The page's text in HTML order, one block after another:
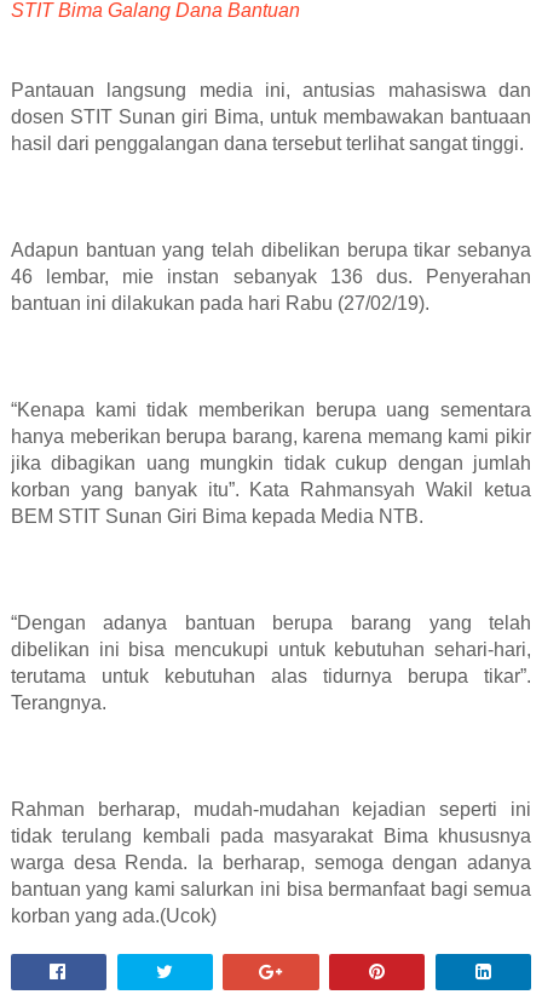
STIT Bima Galang Dana Bantuan
Pantauan langsung media ini, antusias mahasiswa dan
dosen STIT Sunan giri Bima, untuk membawakan bantuaan
hasil dari penggalangan dana tersebut terlihat sangat tinggi.
Adapun bantuan yang telah dibelikan berupa tikar sebanya
46 lembar, mie instan sebanyak 136 dus. Penyerahan
bantuan ini dilakukan pada hari Rabu (27/02/19).
“Kenapa kami tidak memberikan berupa uang sementara
hanya meberikan berupa barang, karena memang kami pikir
jika dibagikan uang mungkin tidak cukup dengan jumlah
korban yang banyak itu”. Kata Rahmansyah Wakil ketua
BEM STIT Sunan Giri Bima kepada Media NTB.
“Dengan adanya bantuan berupa barang yang telah
dibelikan ini bisa mencukupi untuk kebutuhan sehari-hari,
terutama untuk kebutuhan alas tidurnya berupa tikar”.
Terangnya.
Rahman berharap, mudah-mudahan kejadian seperti ini
tidak terulang kembali pada masyarakat Bima khususnya
warga desa Renda. Ia berharap, semoga dengan adanya
bantuan yang kami salurkan ini bisa bermanfaat bagi semua
korban yang ada.(Ucok)